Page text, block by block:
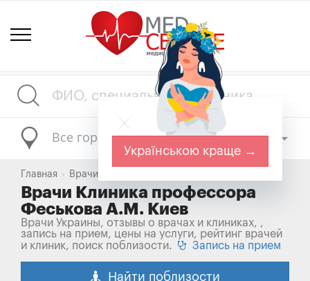
Все города
Главная
Врачи Украины
Клиника профессора Феськова А.М. Киев
Врачи Клиника профессора
Феськова А.М. Киев
Врачи Украины, отзывы о врачах и клиниках, ,
запись на прием, цены на услуги, рейтинг врачей
и клиник, поиск поблизости.
Запись на прием
Найти поблизости
Українською краще →